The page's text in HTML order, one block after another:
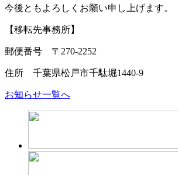
今後ともよろしくお願い申し上げます。
【移転先事務所】
郵便番号 〒270-2252
住所 千葉県松戸市千駄堀1440-9
お知らせ一覧へ